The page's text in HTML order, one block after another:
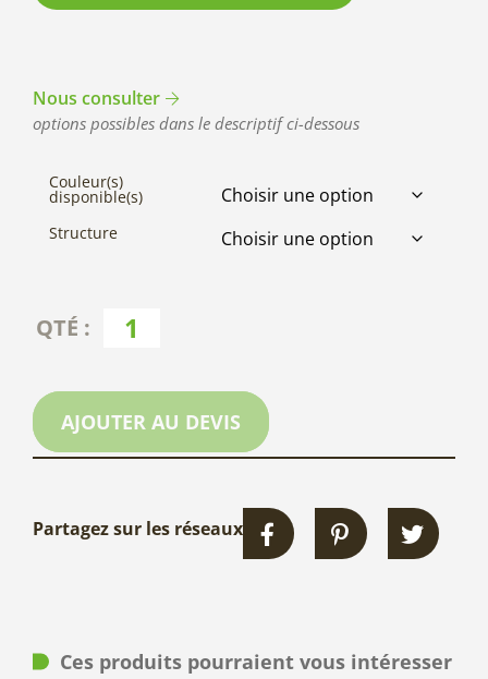
Nous consulter
options possibles dans le descriptif ci-dessous
Couleur(s)
disponible(s)
Structure
AJOUTER AU DEVIS
Partagez sur les réseaux
Ces produits pourraient vous intéresser